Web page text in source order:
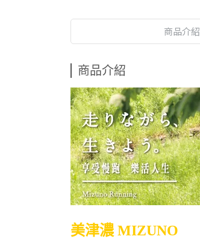
商品介紹
商品介紹
美津濃 MIZUNO